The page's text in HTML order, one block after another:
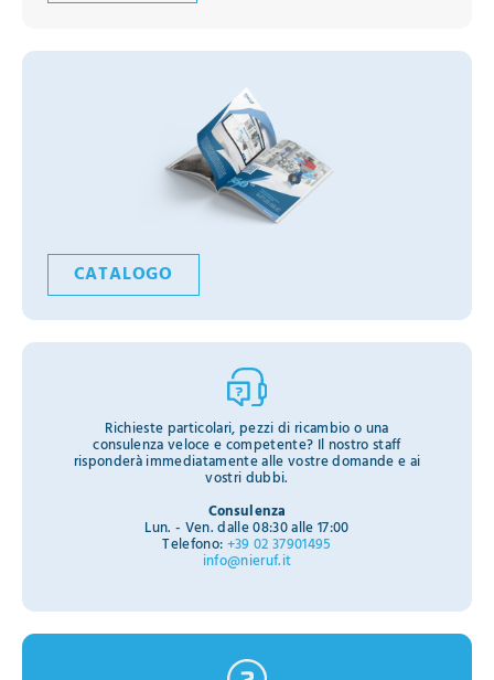
CATALOGO
Richieste particolari, pezzi di ricambio o una
consulenza veloce e competente? Il nostro staff
risponderà immediatamente alle vostre domande e ai
vostri dubbi.
Consulenza
Lun. - Ven. dalle 08:30 alle 17:00
Telefono:+39 02 37901495
info@nieruf.it